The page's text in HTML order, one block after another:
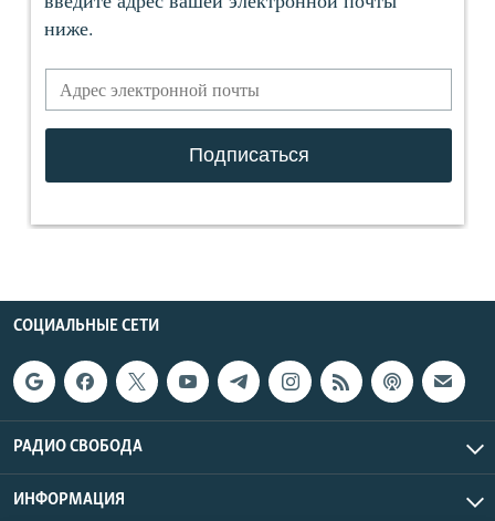
СОЦИАЛЬНЫЕ СЕТИ
РАДИО СВОБОДА
ИНФОРМАЦИЯ